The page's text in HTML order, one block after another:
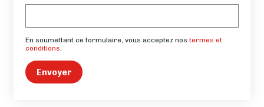
En soumettant ce formulaire, vous acceptez nostermes et
conditions.
Envoyer